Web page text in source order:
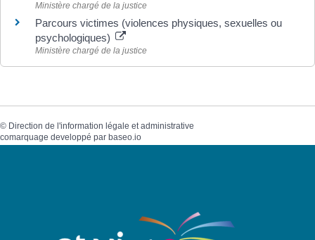
Ministère chargé de la justice
Parcours victimes (violences physiques, sexuelles ou
psychologiques)
Ministère chargé de la justice
© Direction de l'information légale et administrative
comarquage developpé par baseo.io